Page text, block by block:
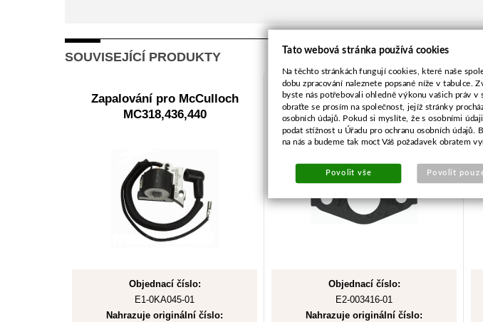
SOUVISEJÍCÍ PRODUKTY
Zapalování pro McCulloch
MC318,436,440
Objednací číslo:
E1-0KA045-01
Nahrazuje originální číslo:
Těsnění karburátoru pro
Briggs
Objednací číslo:
E2-003416-01
Nahrazuje originální číslo:
Tato webová stránka používá cookies
Na těchto stránkách fungují cookies, které naše
dobu zpracování naleznete popsané níže v tabulce.
byste nás potřebovali ohledně výkonu vašich práv
obraťte se prosím na společnost, jejíž stránky
osobních údajů. Pokud si myslíte, že s osobními
podat stížnost u Úřadu pro ochranu osobních
na nás a budeme tak moct Váš požadavek obratem
Povolit vše Povolit